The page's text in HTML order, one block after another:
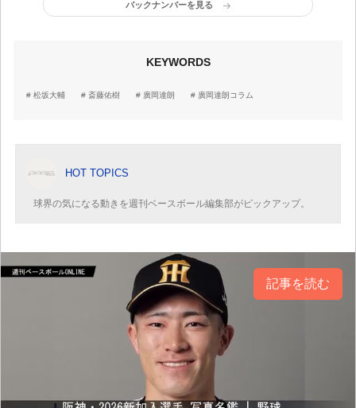
バックナンバーを見る
KEYWORDS
松坂大輔 斎藤佑樹 廣岡達朗 廣岡達朗コラム
HOT TOPICS
球界の気になる動きを週刊ベースボール編集部がピックアップ。
記事を読む